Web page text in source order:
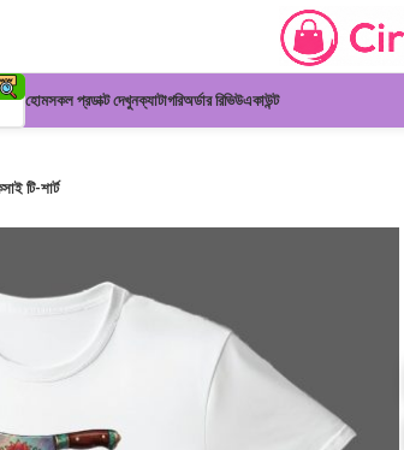
হোমসকল প্রডাক্ট দেখুনক্যাটাগরিঅর্ডার রিভিউএকাউন্ট
টি-শার্ট